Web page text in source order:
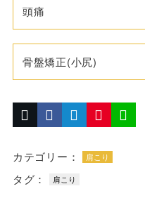
頭痛
骨盤矯正(小尻)
カテゴリー： 肩こり
タグ： 肩こり